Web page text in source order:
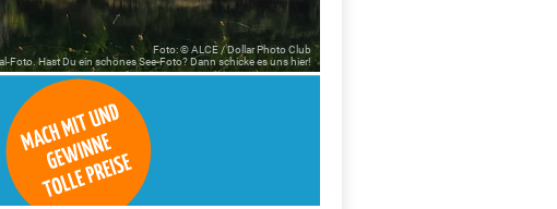
Foto: © ALCE / Dollar Photo Club
Foto. Hast Du ein schönes See-Foto? Dann schicke es uns hier!